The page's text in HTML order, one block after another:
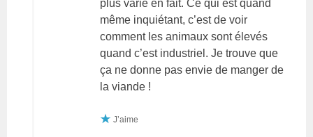
plus varié en fait. Ce qui est quand
même inquiétant, c’est de voir
comment les animaux sont élevés
quand c’est industriel. Je trouve que
ça ne donne pas envie de manger de
la viande !
J’aime